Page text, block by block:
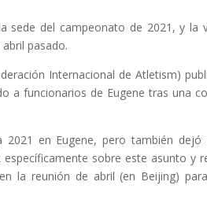
sede del campeonato de 2021, y la
pasado.
Internacional de Atletism)
a funcionarios de Eugene tras una
2021 en Eugene, pero también
sobre este asunto y
la reunión de abril (en Beijing)